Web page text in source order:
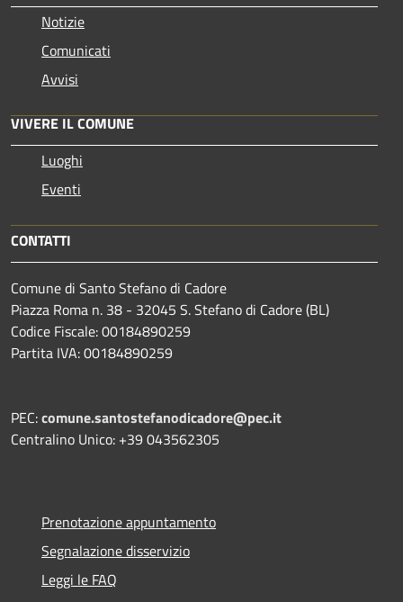
Notizie
Comunicati
Avvisi
VIVERE IL COMUNE
Luoghi
Eventi
CONTATTI
Comune di Santo Stefano di Cadore
Piazza Roma n. 38 - 32045 S. Stefano di Cadore (BL)
Codice Fiscale: 00184890259
Partita IVA: 00184890259
PEC:comune.santostefanodicadore@pec.it
Centralino Unico: +39 043562305
Prenotazione appuntamento
Segnalazione disservizio
Leggi le FAQ